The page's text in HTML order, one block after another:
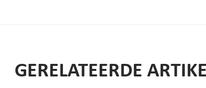
GERELATEERDE